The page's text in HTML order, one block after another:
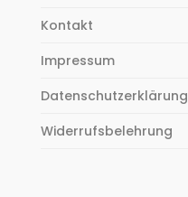
Kontakt
Impressum
Datenschutzerklärung
Widerrufsbelehrung